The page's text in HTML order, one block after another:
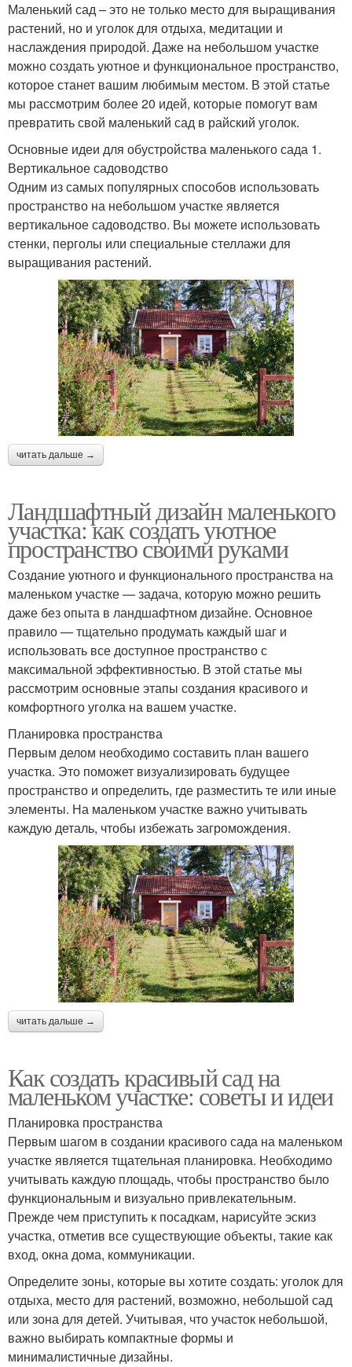
Маленький сад – это не только место для выращивания
растений, но и уголок для отдыха, медитации и
наслаждения природой. Даже на небольшом участке
можно создать уютное и функциональное пространство,
которое станет вашим любимым местом. В этой статье
мы рассмотрим более 20 идей, которые помогут вам
превратить свой маленький сад в райский уголок.
Основные идеи для обустройства маленького сада 1.
Вертикальное садоводство
Одним из самых популярных способов использовать
пространство на небольшом участке является
вертикальное садоводство. Вы можете использовать
стенки, перголы или специальные стеллажи для
выращивания растений.
читать дальше →
Ландшафтный дизайн маленького
участка: как создать уютное
пространство своими руками
Создание уютного и функционального пространства на
маленьком участке — задача, которую можно решить
даже без опыта в ландшафтном дизайне. Основное
правило — тщательно продумать каждый шаг и
использовать все доступное пространство с
максимальной эффективностью. В этой статье мы
рассмотрим основные этапы создания красивого и
комфортного уголка на вашем участке.
Планировка пространства
Первым делом необходимо составить план вашего
участка. Это поможет визуализировать будущее
пространство и определить, где разместить те или иные
элементы. На маленьком участке важно учитывать
каждую деталь, чтобы избежать загромождения.
читать дальше →
Как создать красивый сад на
маленьком участке: советы и идеи
Планировка пространства
Первым шагом в создании красивого сада на маленьком
участке является тщательная планировка. Необходимо
учитывать каждую площадь, чтобы пространство было
функциональным и визуально привлекательным.
Прежде чем приступить к посадкам, нарисуйте эскиз
участка, отметив все существующие объекты, такие как
вход, окна дома, коммуникации.
Определите зоны, которые вы хотите создать: уголок для
отдыха, место для растений, возможно, небольшой сад
или зона для детей. Учитывая, что участок небольшой,
важно выбирать компактные формы и
минималистичные дизайны.